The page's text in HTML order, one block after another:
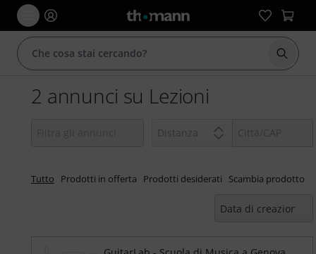
2 annunci su Lezioni
Distanza
Tutto Prodotti in offerta Prodotti desiderati Scambia prodotto